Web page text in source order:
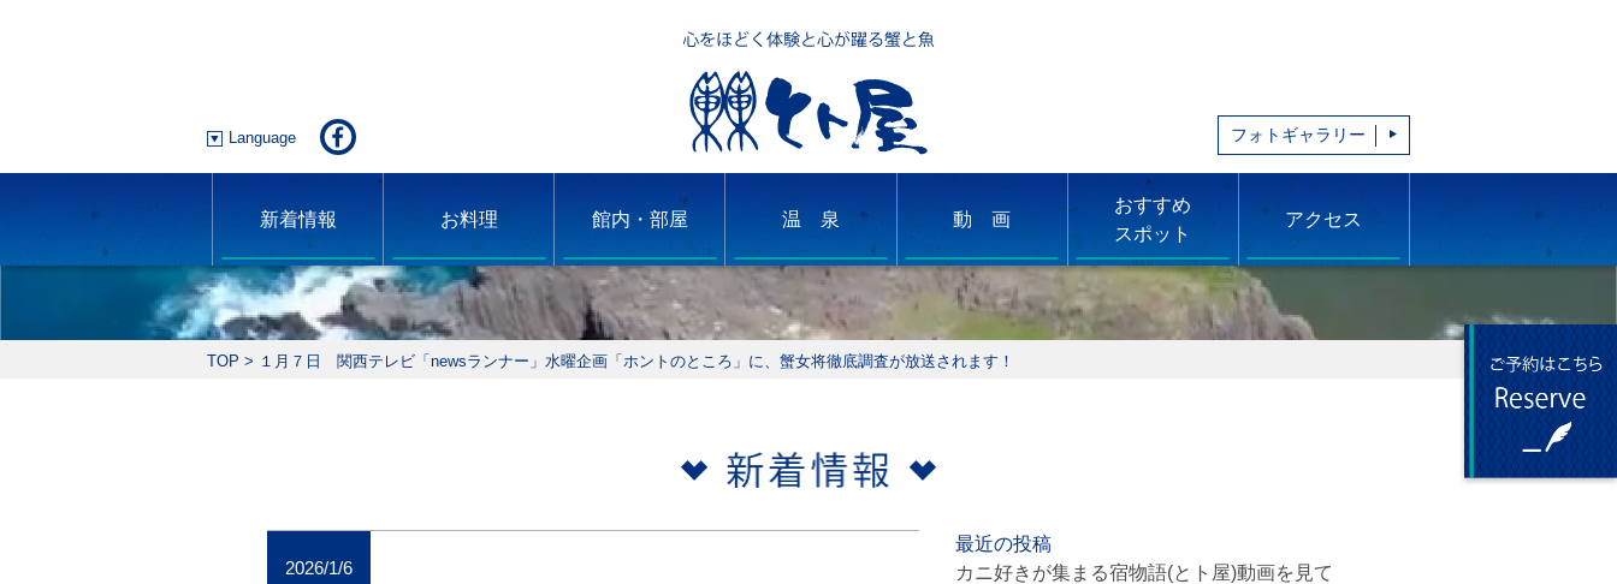
Language フォトギャラリー
新着情報 お料理 館内・部屋 温 泉 動 画
おすすめ
スポット
アクセス
TOP > １月７日 関西テレビ「newsランナー」水曜企画「ホントのところ」に、蟹女将徹底調査が放送されます！
2026/1/6
最近の投稿
カニ好きが集まる宿物語(とト屋)動画を見て